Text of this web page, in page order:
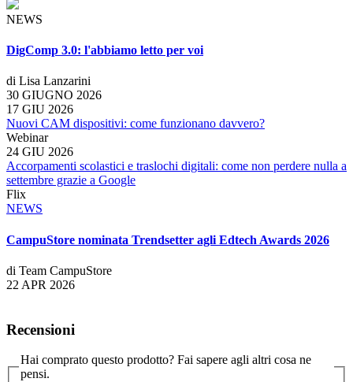
NEWS
DigComp 3.0: l'abbiamo letto per voi
di Lisa Lanzarini
30 GIUGNO 2026
17 GIU 2026
Nuovi CAM dispositivi: come funzionano davvero?
Webinar
24 GIU 2026
Accorpamenti scolastici e traslochi digitali: come non perdere nulla a
settembre grazie a Google
Flix
NEWS
CampuStore nominata Trendsetter agli Edtech Awards 2026
di Team CampuStore
22 APR 2026
Recensioni
Hai comprato questo prodotto? Fai sapere agli altri cosa ne
pensi.